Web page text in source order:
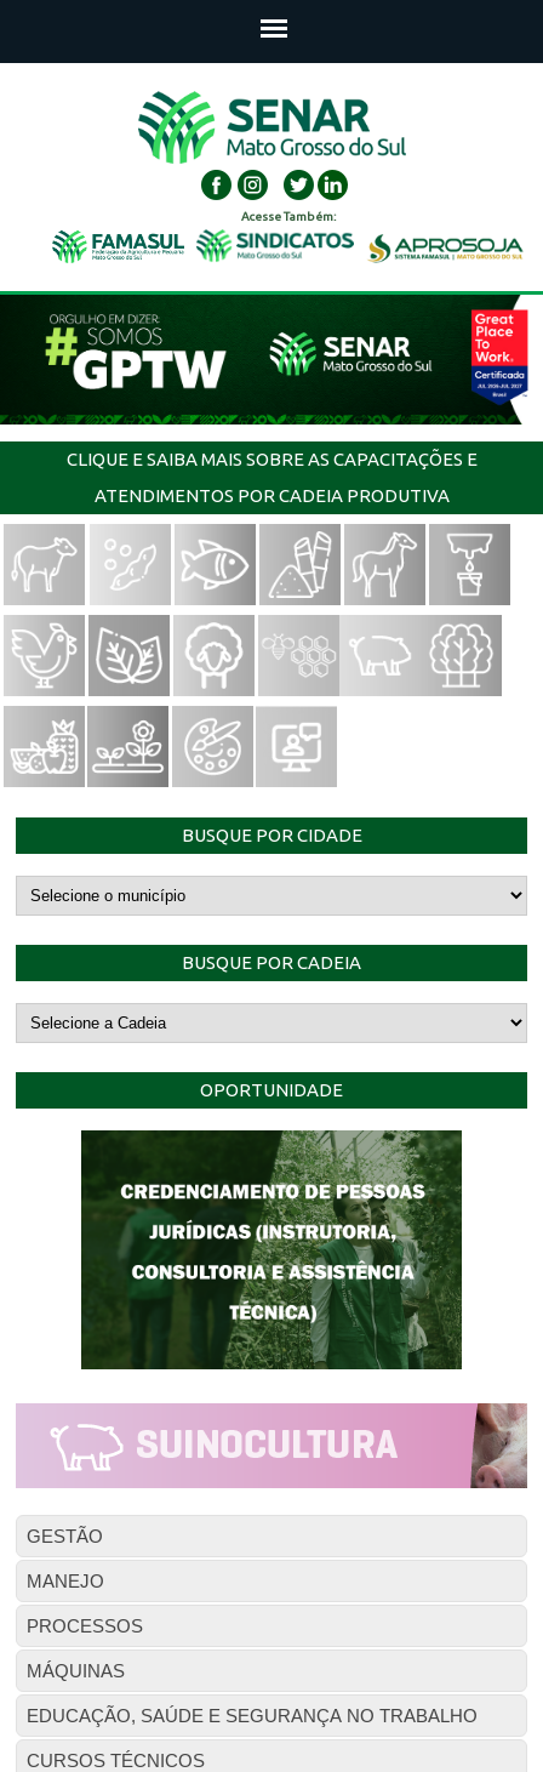
Acesse Também:
CLIQUE E SAIBA MAIS SOBRE AS CAPACITAÇÕES E
ATENDIMENTOS POR CADEIA PRODUTIVA
BUSQUE POR CIDADE
BUSQUE POR CADEIA
OPORTUNIDADE
GESTÃO
MANEJO
PROCESSOS
MÁQUINAS
EDUCAÇÃO, SAÚDE E SEGURANÇA NO TRABALHO
CURSOS TÉCNICOS